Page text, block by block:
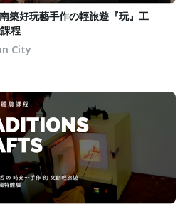
築好玩藝手作の輕旅遊『玩』工
程
City